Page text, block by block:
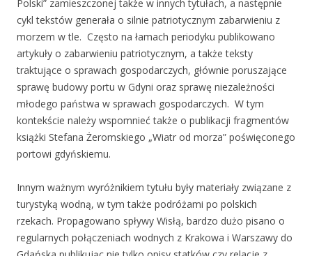
Polski” zamieszczonej także w innych tytułach, a następnie
cykl tekstów generała o silnie patriotycznym zabarwieniu z
morzem w tle. Często na łamach periodyku publikowano
artykuły o zabarwieniu patriotycznym, a także teksty
traktujące o sprawach gospodarczych, głównie poruszające
sprawę budowy portu w Gdyni oraz sprawę niezależności
młodego państwa w sprawach gospodarczych. W tym
kontekście należy wspomnieć także o publikacji fragmentów
książki Stefana Żeromskiego „Wiatr od morza” poświęconego
portowi gdyńskiemu.
Innym ważnym wyróżnikiem tytułu były materiały związane z
turystyką wodną, w tym także podróżami po polskich
rzekach. Propagowano spływy Wisłą, bardzo dużo pisano o
regularnych połączeniach wodnych z Krakowa i Warszawy do